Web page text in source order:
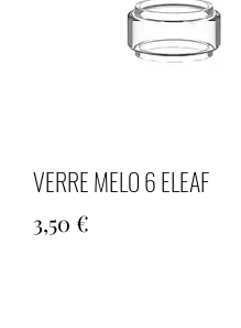
VERRE MELO 6 ELEAF
3,50 €